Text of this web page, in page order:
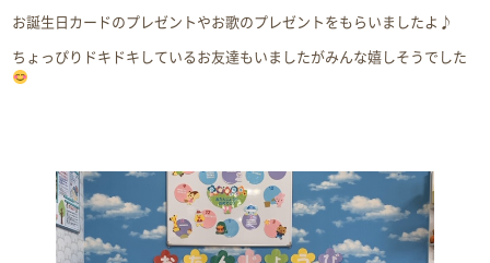
お誕生日カードのプレゼントやお歌のプレゼントをもらいましたよ♪
ちょっぴりドキドキしているお友達もいましたがみんな嬉しそうでした